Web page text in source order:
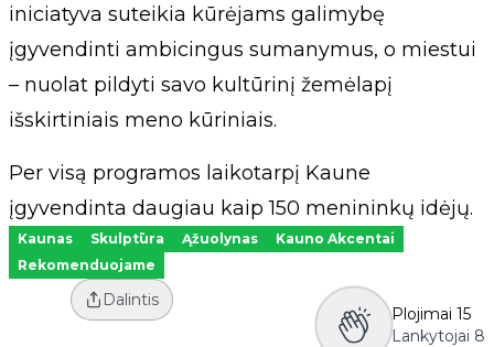
iniciatyva suteikia kūrėjams galimybę
įgyvendinti ambicingus sumanymus, o miestui
– nuolat pildyti savo kultūrinį žemėlapį
išskirtiniais meno kūriniais.
Per visą programos laikotarpį Kaune
įgyvendinta daugiau kaip 150 menininkų idėjų.
Kaunas Skulptūra Ąžuolynas
Kauno Akcentai
Rekomenduojame
Dalintis
Plojimai 15
Lankytojai 8